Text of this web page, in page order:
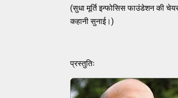
(सुधा मूर्ति इन्फोसिस फाउंडेशन की
कहानी सुनाई।)
प्रस्तुतिः